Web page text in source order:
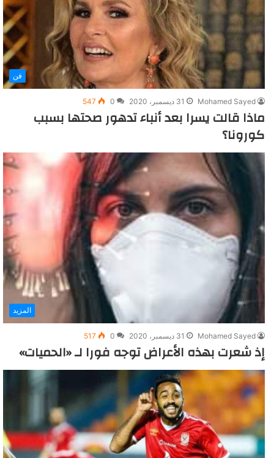
فن
Mohamed Sayed 31 ديسمبر، 2020 0
547
ماذا قالت يسرا بعد أنباء تدهور صحتها بسبب
كورونا؟
المزيد
Mohamed Sayed 31 ديسمبر، 2020 0
517
إذ شعرت بهذه الأعراض توجه فورا لـ «الحميات»